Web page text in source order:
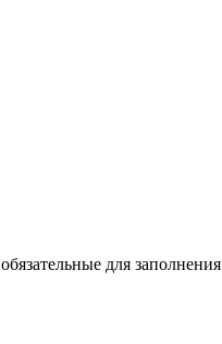
для заполнения